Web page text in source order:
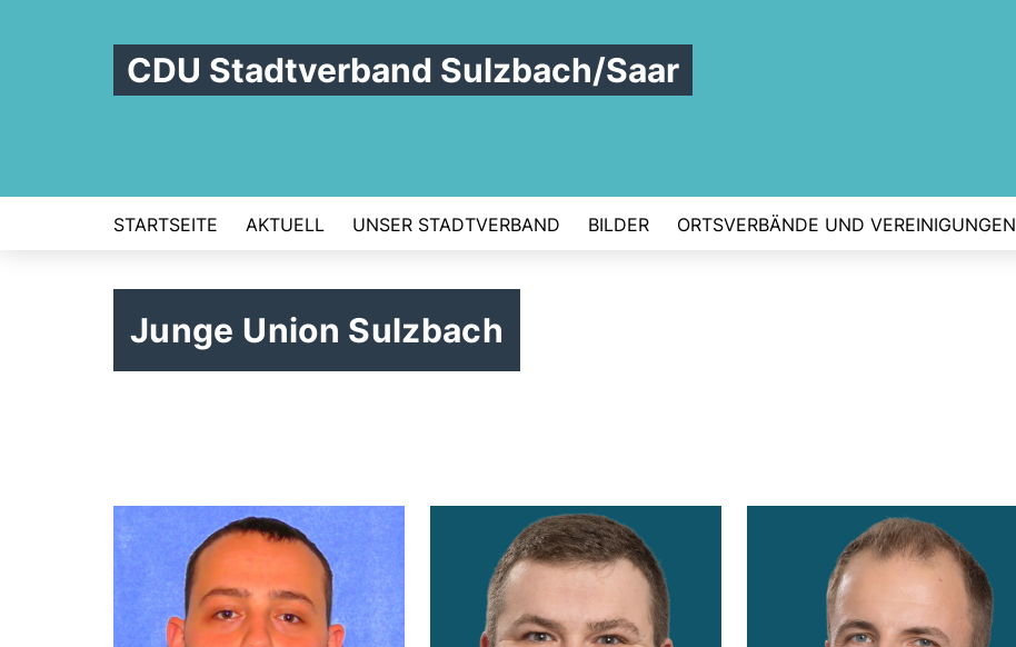
CDU Stadtverband Sulzbach/Saar
STARTSEITE AKTUELL UNSER STADTVERBAND BILDER ORTSVERBÄNDE UND VEREINIGUNGEN
Junge Union Sulzbach